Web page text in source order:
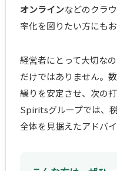
オンラインなどのクラ
率化を図りたい方にもお
経営者にとって大切な
だけではありません。
繰りを安定させ、次の
Spiritsグループでは、
全体を見据えたアドバ